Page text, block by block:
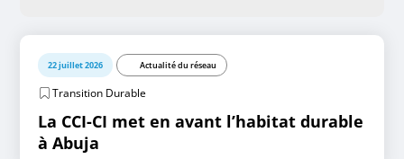
22 juillet 2026 Actualité du réseau
Transition Durable
La CCI-CI met en avant l’habitat durable
à Abuja